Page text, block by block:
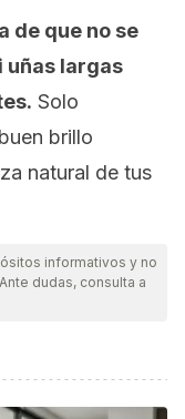
de que no se
uñas largas
Solo
brillo
natural de tus
informativos y no
dudas, consulta a